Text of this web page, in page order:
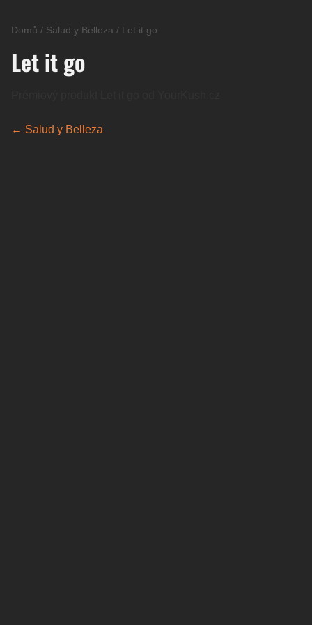
Domů / Salud y Belleza / Let it go
Let it go
← Salud y Belleza